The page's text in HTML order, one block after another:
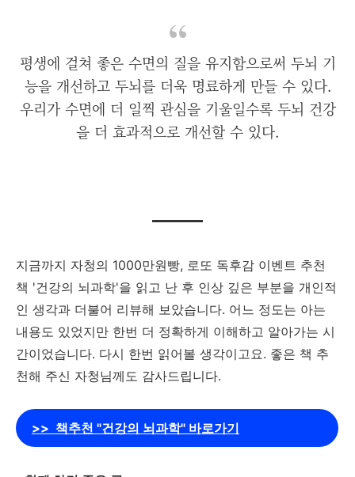
평생에 걸쳐 좋은 수면의 질을 유지함으로써 두뇌 기
능을 개선하고 두뇌를 더욱 명료하게 만들 수 있다.
우리가 수면에 더 일찍 관심을 기울일수록 두뇌 건강
을 더 효과적으로 개선할 수 있다.
지금까지 자청의 1000만원빵, 로또 독후감 이벤트 추천
책 '건강의 뇌과학'을 읽고 난 후 인상 깊은 부분을 개인적
인 생각과 더불어 리뷰해 보았습니다. 어느 정도는 아는
내용도 있었지만 한번 더 정확하게 이해하고 알아가는 시
간이었습니다. 다시 한번 읽어볼 생각이고요. 좋은 책 추
천해 주신 자청님께도 감사드립니다.
>> 책추천 "건강의 뇌과학" 바로가기